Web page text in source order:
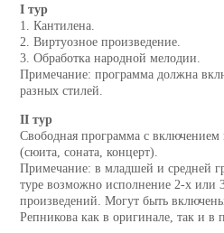
I тур
1. Кантилена.
2. Виртуозное произведение.
3. Обработка народной мелодии.
Примечание: программа должна
разных стилей.
II тур
Свободная программа с включением
(сюита, соната, концерт).
Примечание: в младшей и средней
туре возможно исполнение 2-х или
произведений. Могут быть
Репникова как в оригинале, так и в